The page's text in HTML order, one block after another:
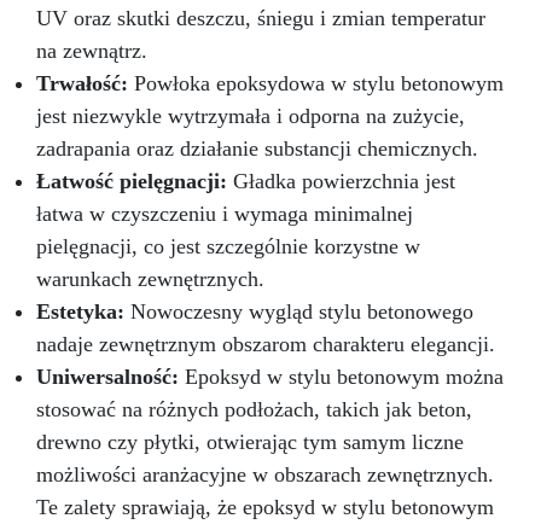
UV oraz skutki deszczu, śniegu i zmian temperatur
na zewnątrz.
Trwałość: Powłoka epoksydowa w stylu betonowym
jest niezwykle wytrzymała i odporna na zużycie,
zadrapania oraz działanie substancji chemicznych.
Łatwość pielęgnacji: Gładka powierzchnia jest
łatwa w czyszczeniu i wymaga minimalnej
pielęgnacji, co jest szczególnie korzystne w
warunkach zewnętrznych.
Estetyka: Nowoczesny wygląd stylu betonowego
nadaje zewnętrznym obszarom charakteru elegancji.
Uniwersalność: Epoksyd w stylu betonowym można
stosować na różnych podłożach, takich jak beton,
drewno czy płytki, otwierając tym samym liczne
możliwości aranżacyjne w obszarach zewnętrznych.
Te zalety sprawiają, że epoksyd w stylu betonowym